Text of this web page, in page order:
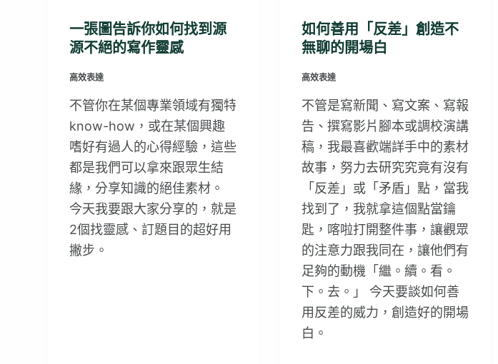
一張圖告訴你如何找到源
源不絕的寫作靈感
高效表達
不管你在某個專業領域有獨特
know-how，或在某個興趣
嗜好有過人的心得經驗，這些
都是我們可以拿來跟眾生結
緣，分享知識的絕佳素材。
今天我要跟大家分享的，就是
2個找靈感、訂題目的超好用
撇步。
如何善用「反差」創造不
無聊的開場白
高效表達
不管是寫新聞、寫文案、寫報
告、撰寫影片腳本或調校演講
稿，我最喜歡端詳手中的素材
故事，努力去研究究竟有沒有
「反差」或「矛盾」點，當我
找到了，我就拿這個點當鑰
匙，喀啦打開整件事，讓觀眾
的注意力跟我同在，讓他們有
足夠的動機「繼。續。看。
下。去。」 今天要談如何善
用反差的威力，創造好的開場
白。